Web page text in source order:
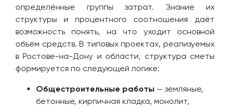
определённые группы затрат. Знание их
структуры и процентного соотношения даёт
возможность понять, на что уходит основной
объём средств. В типовых проектах, реализуемых
в Ростове-на-Дону и области, структура сметы
формируется по следующей логике:
Общестроительные работы — земляные,
бетонные, кирпичная кладка, монолит,